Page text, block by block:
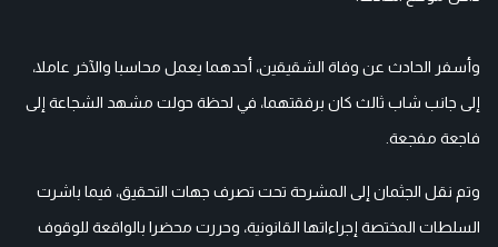
وأسفر الحادث عن وفاة الشقيقين، أحدهما يعمل محاسبا والآخر عاملا،
إلى جانب شاب ثالث كان برفقتهما، في لحظة حولت مشهد الشجاعة إلى
فاجعة مفجعة.
وتم نقل الجثمان إلى المشرحة تحت تصرف جهات التحقيق، فيما باشرت
السلطات المختصة إجراءاتها القانونية، وحررت محضرا بالواقعة للوقوف